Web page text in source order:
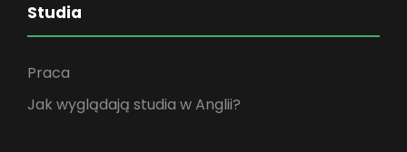
Studia
Praca
Jak wyglądają studia w Anglii?